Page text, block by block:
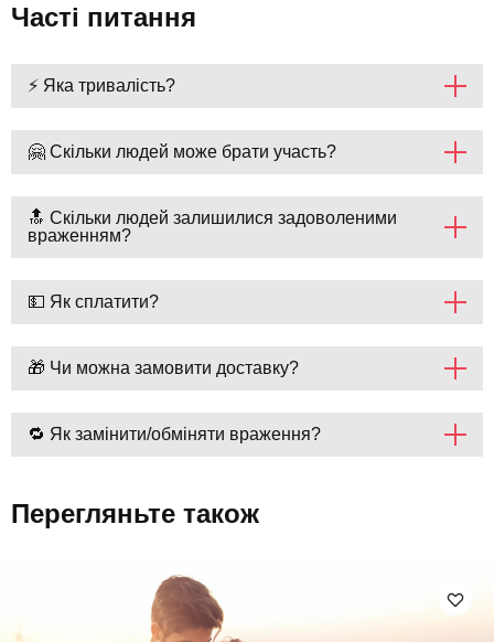
Часті питання
⚡ Яка тривалість?
🤗 Скільки людей може брати участь?
🔝 Скільки людей залишилися задоволеними
враженням?
💵 Як сплатити?
🎁 Чи можна замовити доставку?
🔁 Як замінити/обміняти враження?
Перегляньте також